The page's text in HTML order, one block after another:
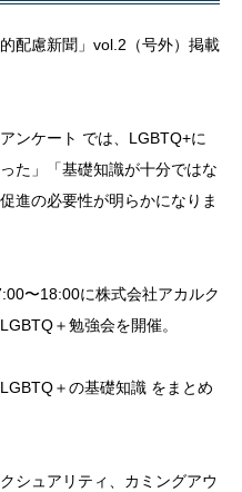
配慮新聞」vol.2（号外）掲載
ンケート では、LGBTQ+に
た」「基礎知識が十分ではな
進の必要性が明らかになりま
〜18:00に株式会社アカルク
＋勉強会を開催。
＋の基礎知識 をまとめ
シュアリティ、カミングアウ